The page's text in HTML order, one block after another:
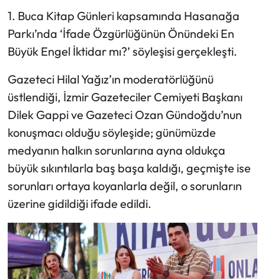
1. Buca Kitap Günleri kapsamında Hasanağa
Parkı’nda ‘İfade Özgürlüğünün Önündeki En
Büyük Engel İktidar mı?’ söyleşisi gerçekleşti.
Gazeteci Hilal Yağız’ın moderatörlüğünü
üstlendiği, İzmir Gazeteciler Cemiyeti Başkanı
Dilek Gappi ve Gazeteci Ozan Gündoğdu’nun
konuşmacı olduğu söyleşide; günümüzde
medyanın halkın sorunlarına ayna oldukça
büyük sıkıntılarla baş başa kaldığı, geçmişte ise
sorunları ortaya koyanlarla değil, o sorunların
üzerine gidildiği ifade edildi.